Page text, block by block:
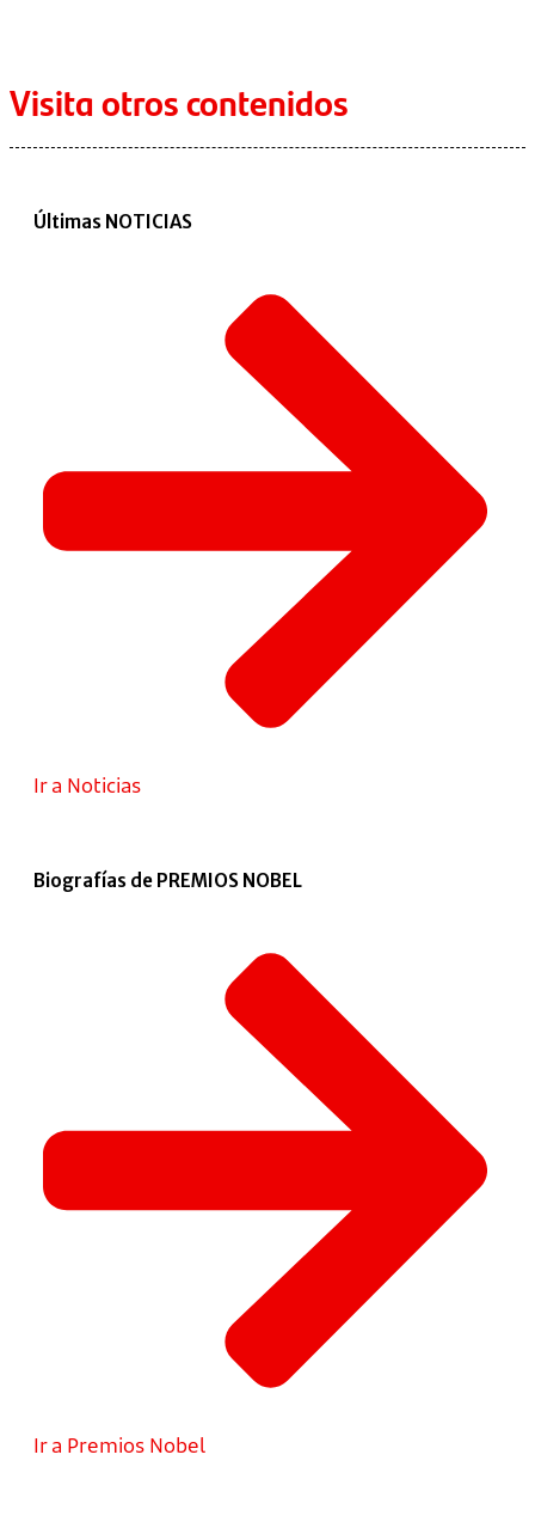
Visita otros contenidos
Últimas NOTICIAS
Ir a Noticias
Biografías de PREMIOS NOBEL
Ir a Premios Nobel